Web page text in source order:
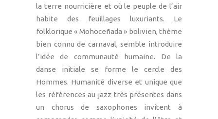
la terre nourricière et où le peuple de l’air
habite des feuillages luxuriants. Le
folklorique « Mohoceñada » bolivien, thème
bien connu de carnaval, semble introduire
l’idée de communauté humaine. De la
danse initiale se forme le cercle des
Hommes. Humanité diverse et unique que
les références au jazz très présentes dans
un chorus de saxophones invitent à